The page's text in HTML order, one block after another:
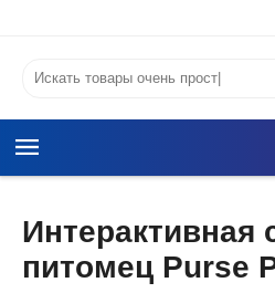
Интерактивная
питомец Purse